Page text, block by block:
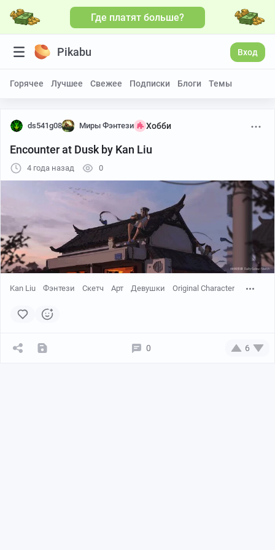
Где платят больше?
Pikabu Вход
Горячее Лучшее Свежее Подписки Блоги Темы
ds541g08 Миры Фэнтези Хобби
Encounter at Dusk by Kan Liu
4 года назад 0
Kan Liu Фэнтези Скетч Арт Девушки Original Character
0 6